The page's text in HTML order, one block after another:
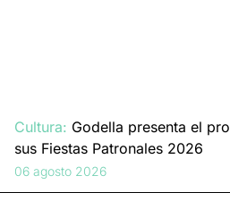
Cultura: Godella presenta el
sus Fiestas Patronales 2026
06 agosto 2026